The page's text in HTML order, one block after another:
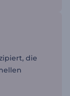
die